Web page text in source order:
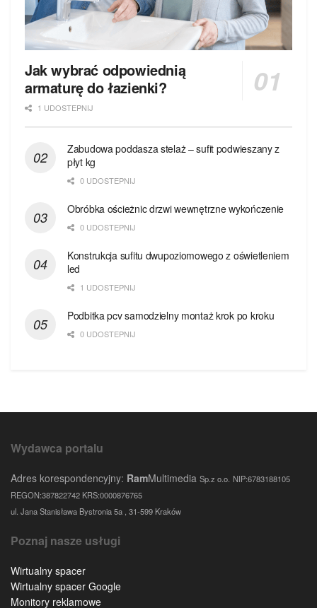
Jak wybrać odpowiednią
armaturę do łazienki?
1 UDOSTEPNIJ
Zabudowa poddasza stelaż – sufit podwieszany z
płyt kg
0 UDOSTEPNIJ
Obróbka ościeżnic drzwi wewnętrzne wykończenie
0 UDOSTEPNIJ
Konstrukcja sufitu dwupoziomowego z oświetleniem
led
1 UDOSTEPNIJ
Podbitka pcv samodzielny montaż krok po kroku
0 UDOSTEPNIJ
Wydawca portalu
Adres korespondencyjny: RamMultimedia Sp.z o.o. NIP:6783188105
REGON:387822742 KRS:0000876765
ul. Jana Stanisława Bystronia 5a , 31-599 Kraków
Poznaj nasze usługi
Wirtualny spacer
Wirtualny spacer Google
Monitory reklamowe